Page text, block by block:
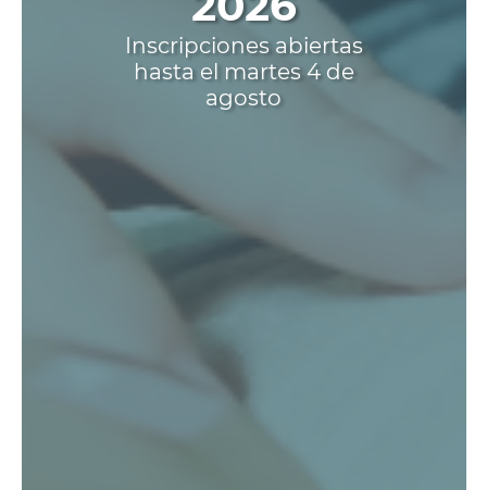
Inscripciones abiertas
hasta el martes 4 de
agosto